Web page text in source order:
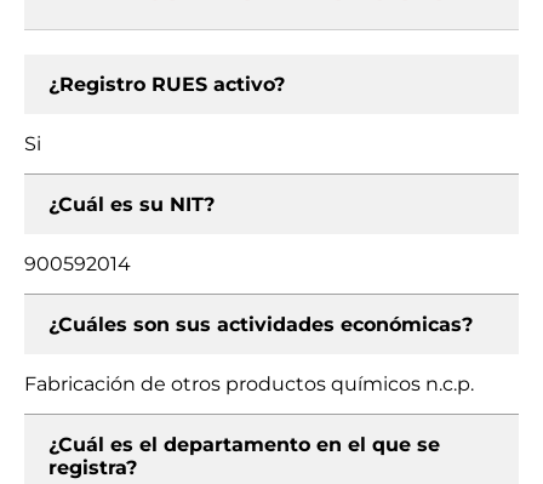
¿Registro RUES activo?
Si
¿Cuál es su NIT?
900592014
¿Cuáles son sus actividades económicas?
Fabricación de otros productos químicos n.c.p.
¿Cuál es el departamento en el que se
registra?